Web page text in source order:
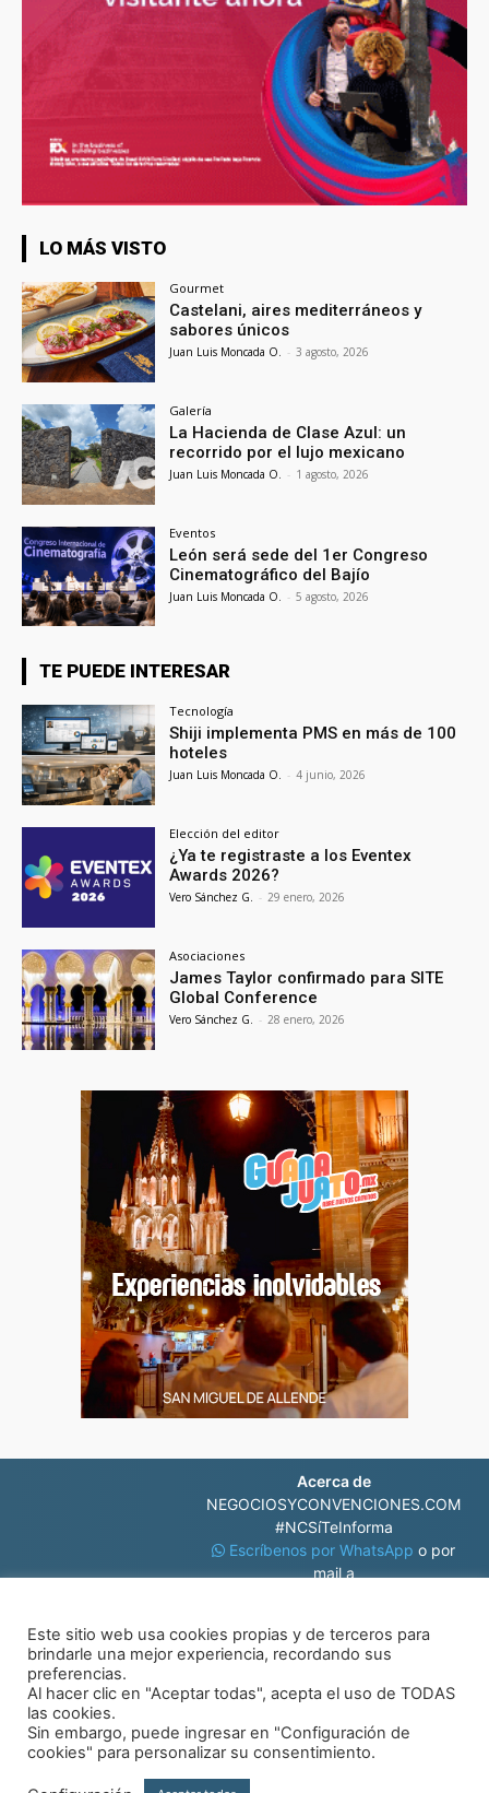
LO MÁS VISTO
Gourmet
Castelani, aires mediterráneos y
sabores únicos
Juan Luis Moncada O. - 3 agosto, 2026
Galería
La Hacienda de Clase Azul: un
recorrido por el lujo mexicano
Juan Luis Moncada O. - 1 agosto, 2026
Eventos
León será sede del 1er Congreso
Cinematográfico del Bajío
Juan Luis Moncada O. - 5 agosto, 2026
TE PUEDE INTERESAR
Tecnología
Shiji implementa PMS en más de 100
hoteles
Juan Luis Moncada O. - 4 junio, 2026
Elección del editor
¿Ya te registraste a los Eventex
Awards 2026?
Vero Sánchez G. - 29 enero, 2026
Asociaciones
James Taylor confirmado para SITE
Global Conference
Vero Sánchez G. - 28 enero, 2026
Acerca de
NEGOCIOSYCONVENCIONES.COM
#NCSíTeInforma
Escríbenos por WhatsAppo por
mail a
© Negocios y Convenciones
Este sitio web usa cookies propias y de terceros para
brindarle una mejor experiencia, recordando sus
preferencias.
Al hacer clic en "Aceptar todas", acepta el uso de TODAS
las cookies.
Sin embargo, puede ingresar en "Configuración de
cookies" para personalizar su consentimiento.